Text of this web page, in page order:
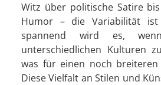
Witz über politische Satire
Humor – die Variabilität ist
spannend wird es,
unterschiedlichen Kulturen
was für einen noch
Diese Vielfalt an Stilen und